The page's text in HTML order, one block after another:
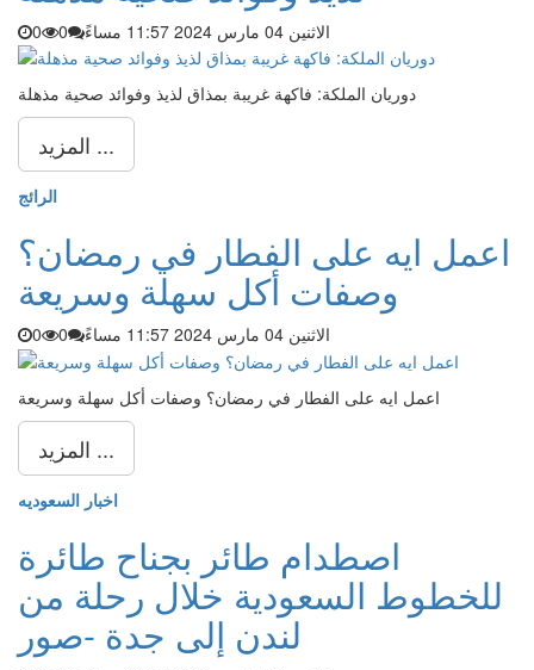
الاثنين 04 مارس 2024 11:57 مساءً 0
0
دوريان الملكة: فاكهة غريبة بمذاق لذيذ وفوائد صحية مذهلة
المزيد ...
الرائج
اعمل ايه على الفطار في رمضان؟
وصفات أكل سهلة وسريعة
الاثنين 04 مارس 2024 11:57 مساءً 0
0
اعمل ايه على الفطار في رمضان؟ وصفات أكل سهلة وسريعة
المزيد ...
اخبار السعوديه
اصطدام طائر بجناح طائرة
للخطوط السعودية خلال رحلة من
لندن إلى جدة -صور